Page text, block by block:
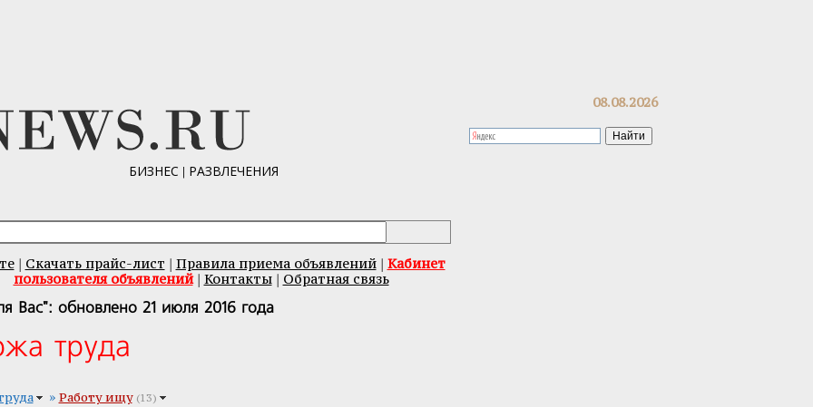
08.08.2026
БИЗНЕС | РАЗВЛЕЧЕНИЯ
| Скачать прайс-лист Правила приема объявлений| Кабинет
пользователя объявлений| Контакты| Обратная связь
Вас": обновлено 21 июля 2016 года
труда
» Работу ищу (13)